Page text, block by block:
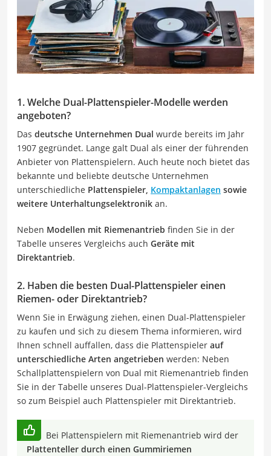
1. Welche Dual-Plattenspieler-Modelle werden
angeboten?
Das deutsche Unternehmen Dual wurde bereits im Jahr
1907 gegründet. Lange galt Dual als einer der führenden
Anbieter von Plattenspielern. Auch heute noch bietet das
bekannte und beliebte deutsche Unternehmen
unterschiedliche Plattenspieler, Kompaktanlagen sowie
weitere Unterhaltungselektronik an.
Neben Modellen mit Riemenantrieb finden Sie in der
Tabelle unseres Vergleichs auch Geräte mit
Direktantrieb.
2. Haben die besten Dual-Plattenspieler einen
Riemen- oder Direktantrieb?
Wenn Sie in Erwägung ziehen, einen Dual-Plattenspieler
zu kaufen und sich zu diesem Thema informieren, wird
Ihnen schnell auffallen, dass die Plattenspieler auf
unterschiedliche Arten angetrieben werden: Neben
Schallplattenspielern von Dual mit Riemenantrieb finden
Sie in der Tabelle unseres Dual-Plattenspieler-Vergleichs
so zum Beispiel auch Plattenspieler mit Direktantrieb.
Bei Plattenspielern mit Riemenantrieb wird der
Plattenteller durch einen Gummiriemen